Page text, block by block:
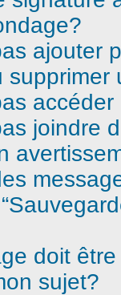
ajouter
supprimer
joindre
doit
sujet?